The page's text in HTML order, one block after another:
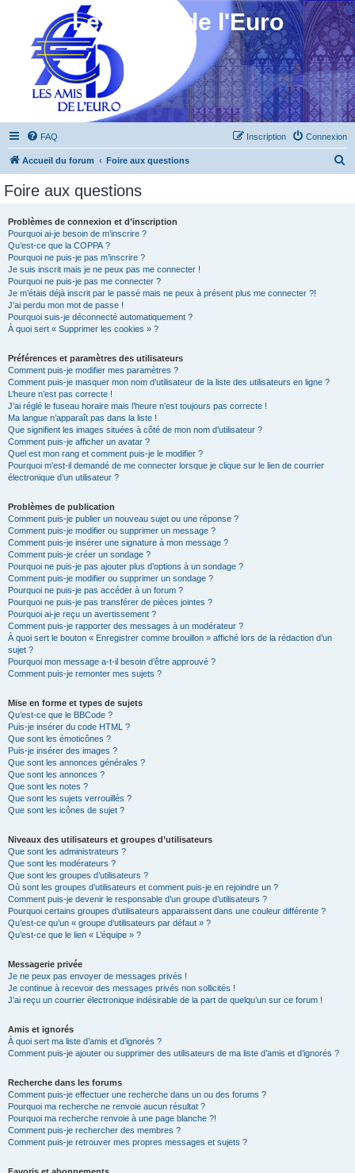
Les Amis de l'Euro
FAQ Connexion
Inscription
Accueil du forum Foire aux questions
Foire aux questions
Problèmes de connexion et d’inscription
Pourquoi ai-je besoin de m’inscrire ?
Qu’est-ce que la COPPA ?
Pourquoi ne puis-je pas m’inscrire ?
Je suis inscrit mais je ne peux pas me connecter !
Pourquoi ne puis-je pas me connecter ?
Je m’étais déjà inscrit par le passé mais ne peux à présent plus me connecter ?!
J’ai perdu mon mot de passe !
Pourquoi suis-je déconnecté automatiquement ?
À quoi sert « Supprimer les cookies » ?
Préférences et paramètres des utilisateurs
Comment puis-je modifier mes paramètres ?
Comment puis-je masquer mon nom d’utilisateur de la liste des utilisateurs en ligne ?
L’heure n’est pas correcte !
J’ai réglé le fuseau horaire mais l’heure n’est toujours pas correcte !
Ma langue n’apparaît pas dans la liste !
Que signifient les images situées à côté de mon nom d’utilisateur ?
Comment puis-je afficher un avatar ?
Quel est mon rang et comment puis-je le modifier ?
Pourquoi m’est-il demandé de me connecter lorsque je clique sur le lien de courrier
électronique d’un utilisateur ?
Problèmes de publication
Comment puis-je publier un nouveau sujet ou une réponse ?
Comment puis-je modifier ou supprimer un message ?
Comment puis-je insérer une signature à mon message ?
Comment puis-je créer un sondage ?
Pourquoi ne puis-je pas ajouter plus d’options à un sondage ?
Comment puis-je modifier ou supprimer un sondage ?
Pourquoi ne puis-je pas accéder à un forum ?
Pourquoi ne puis-je pas transférer de pièces jointes ?
Pourquoi ai-je reçu un avertissement ?
Comment puis-je rapporter des messages à un modérateur ?
À quoi sert le bouton « Enregistrer comme brouillon » affiché lors de la rédaction d’un
sujet ?
Pourquoi mon message a-t-il besoin d’être approuvé ?
Comment puis-je remonter mes sujets ?
Mise en forme et types de sujets
Qu’est-ce que le BBCode ?
Puis-je insérer du code HTML ?
Que sont les émoticônes ?
Puis-je insérer des images ?
Que sont les annonces générales ?
Que sont les annonces ?
Que sont les notes ?
Que sont les sujets verrouillés ?
Que sont les icônes de sujet ?
Niveaux des utilisateurs et groupes d’utilisateurs
Que sont les administrateurs ?
Que sont les modérateurs ?
Que sont les groupes d’utilisateurs ?
Où sont les groupes d’utilisateurs et comment puis-je en rejoindre un ?
Comment puis-je devenir le responsable d’un groupe d’utilisateurs ?
Pourquoi certains groupes d’utilisateurs apparaissent dans une couleur différente ?
Qu’est-ce qu’un « groupe d’utilisateurs par défaut » ?
Qu’est-ce que le lien « L’équipe » ?
Messagerie privée
Je ne peux pas envoyer de messages privés !
Je continue à recevoir des messages privés non sollicités !
J’ai reçu un courrier électronique indésirable de la part de quelqu’un sur ce forum !
Amis et ignorés
À quoi sert ma liste d’amis et d’ignorés ?
Comment puis-je ajouter ou supprimer des utilisateurs de ma liste d’amis et d’ignorés ?
Recherche dans les forums
Comment puis-je effectuer une recherche dans un ou des forums ?
Pourquoi ma recherche ne renvoie aucun résultat ?
Pourquoi ma recherche renvoie à une page blanche ?!
Comment puis-je rechercher des membres ?
Comment puis-je retrouver mes propres messages et sujets ?